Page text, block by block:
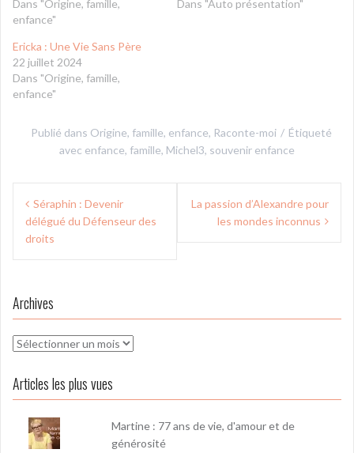
Dans "Origine, famille,
enfance"
Dans "Auto présentation"
Ericka : Une Vie Sans Père
22 juillet 2024
Dans "Origine, famille,
enfance"
Publié dans Origine, famille, enfance, Raconte-moi
Étiqueté
avec enfance, famille, Michel3, souvenir enfance
Navigation
de
l’article
Séraphin : Devenir
délégué du Défenseur des
droits
La passion d’Alexandre pour
les mondes inconnus
Archives
Archives
Articles les plus vues
Martine : 77 ans de vie, d'amour et de
générosité